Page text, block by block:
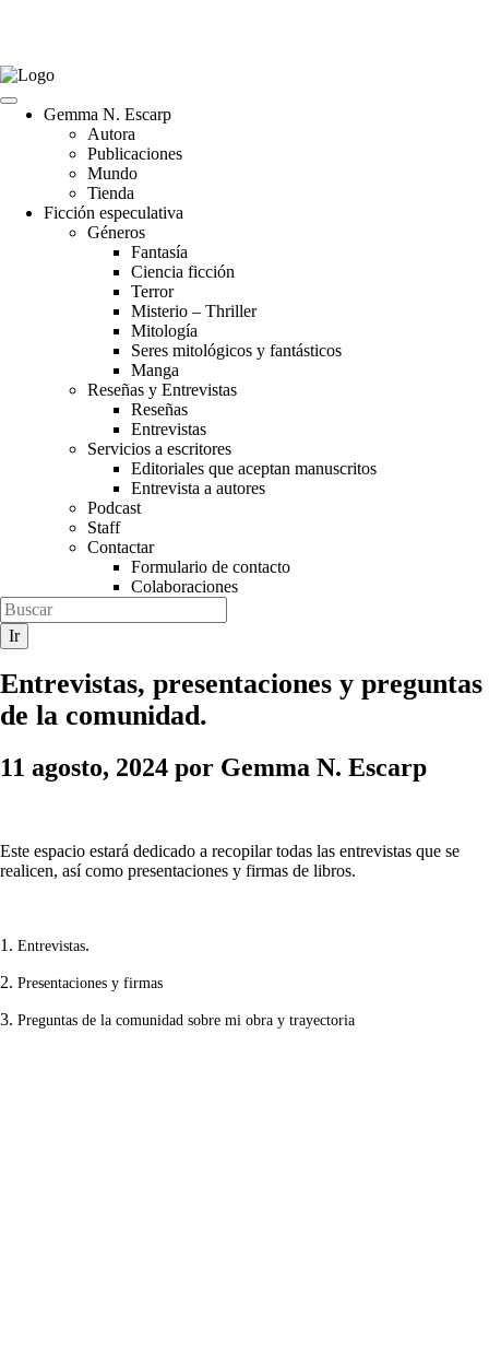
Gemma N. Escarp
Autora
Publicaciones
Mundo
Tienda
Ficción especulativa
Géneros
Fantasía
Ciencia ficción
Terror
Misterio – Thriller
Mitología
Seres mitológicos y fantásticos
Manga
Reseñas y Entrevistas
Reseñas
Entrevistas
Servicios a escritores
Editoriales que aceptan manuscritos
Entrevista a autores
Podcast
Staff
Contactar
Formulario de contacto
Colaboraciones
Entrevistas, presentaciones y preguntas
de la comunidad.
11 agosto, 2024 por Gemma N. Escarp
Este espacio estará dedicado a recopilar todas las entrevistas que se
realicen, así como presentaciones y firmas de libros.
1. Entrevistas.
2. Presentaciones y firmas
3. Preguntas de la comunidad sobre mi obra y trayectoria